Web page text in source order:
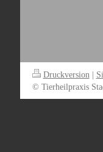
Druckversion |
© Tierheilpraxis